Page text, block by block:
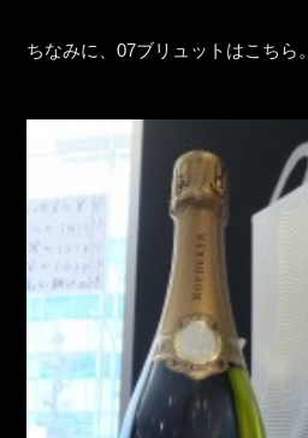
ちなみに、07ブリュットはこちら。